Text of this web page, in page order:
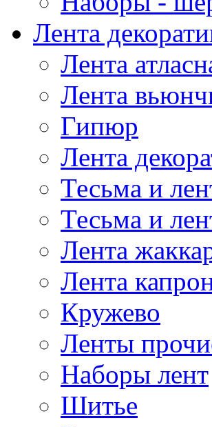
Лента
Лента
Лента
Гипюр
Лента
Тесьма и
Тесьма и
Лента
Лента
Кружево
Ленты
Наборы лент
Шитье